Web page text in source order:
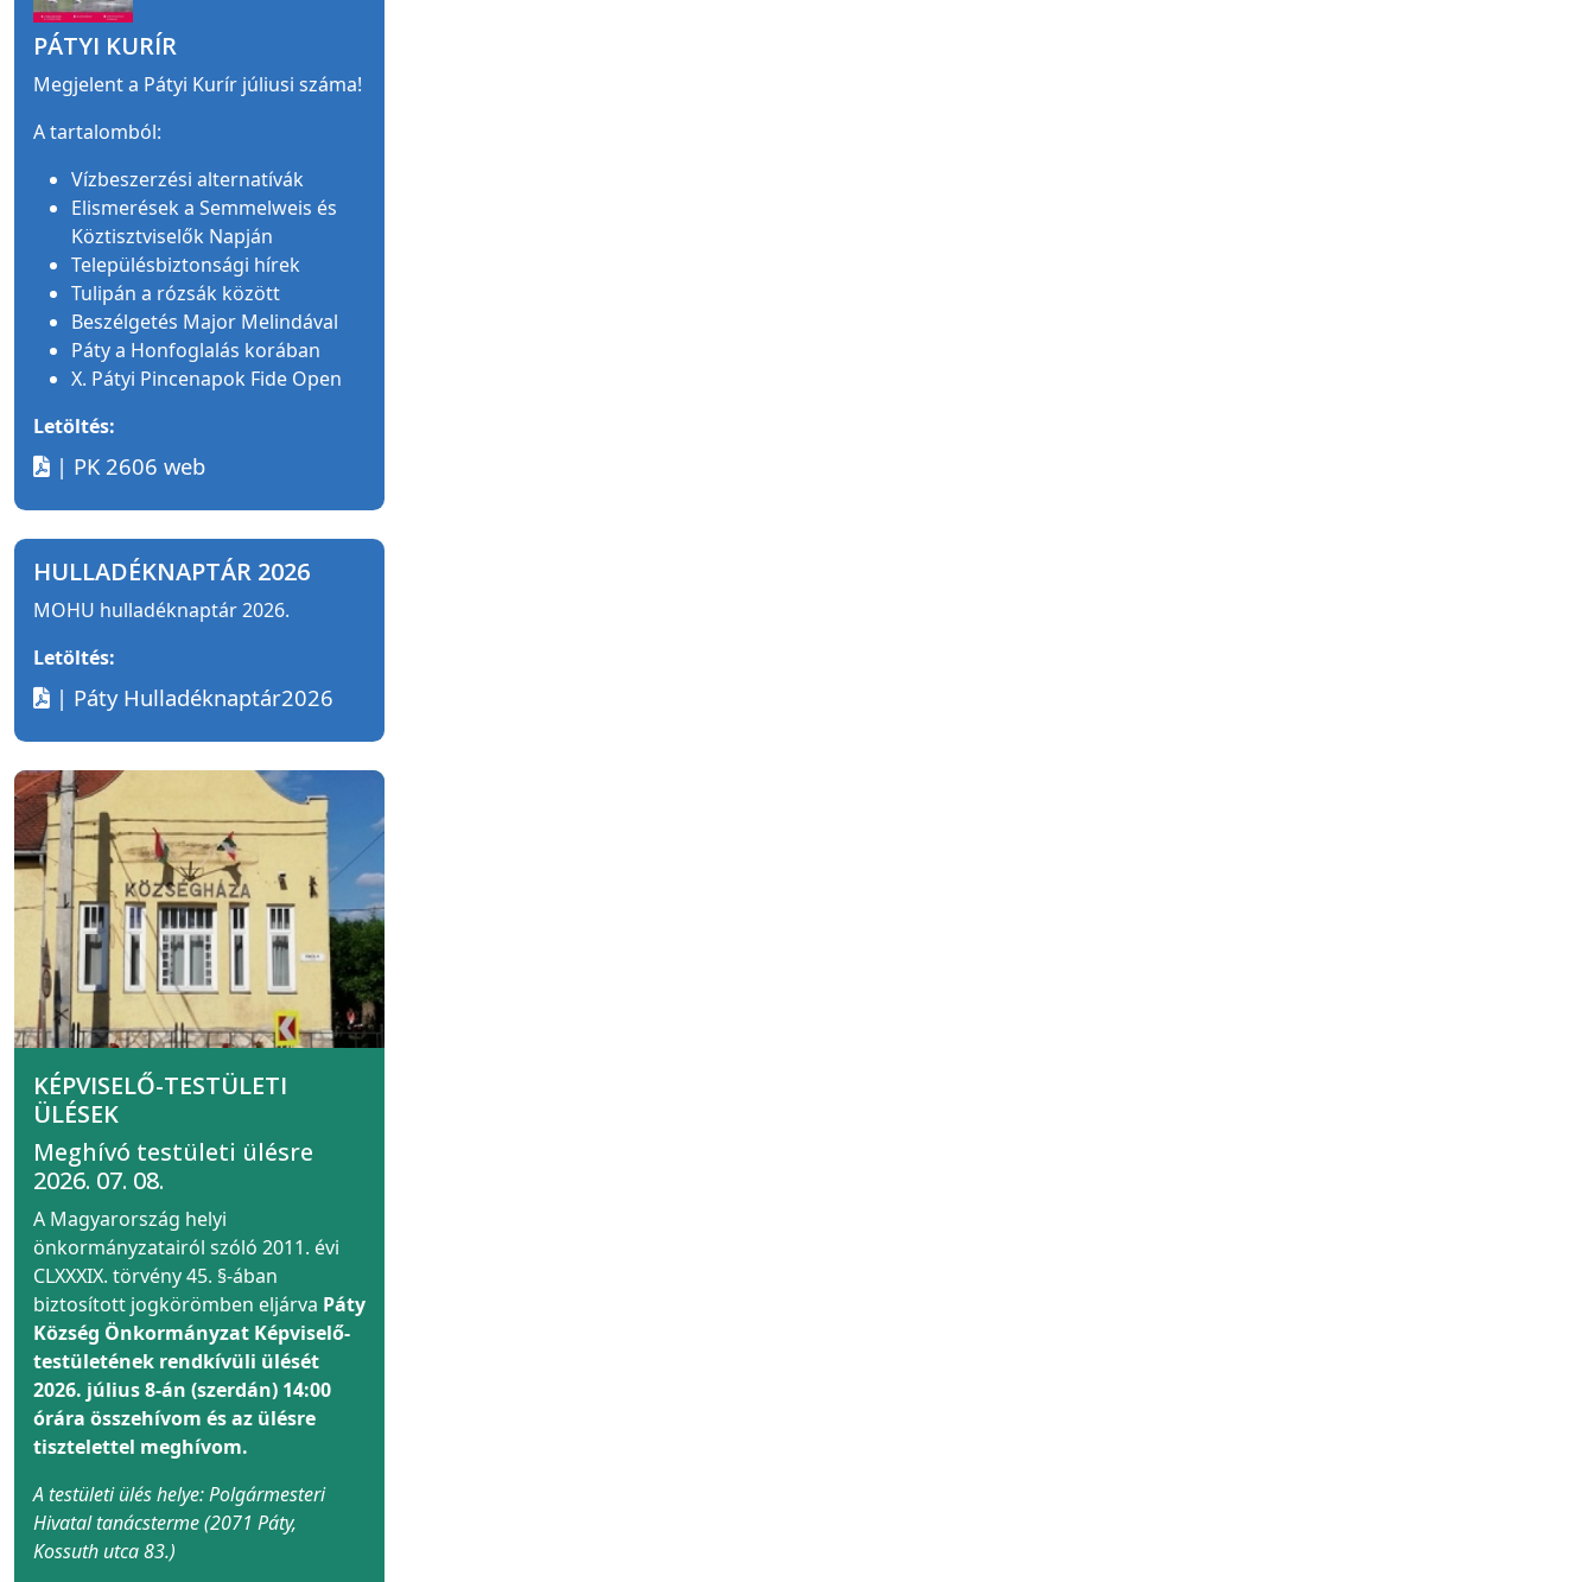
PÁTYI KURÍR
Megjelent a Pátyi Kurír júliusi száma!
A tartalomból:
Vízbeszerzési alternatívák
Elismerések a Semmelweis és
Köztisztviselők Napján
Településbiztonsági hírek
Tulipán a rózsák között
Beszélgetés Major Melindával
Páty a Honfoglalás korában
X. Pátyi Pincenapok Fide Open
Letöltés:
| PK 2606 web
HULLADÉKNAPTÁR 2026
MOHU hulladéknaptár 2026.
Letöltés:
| Páty Hulladéknaptár2026
KÉPVISELŐ-TESTÜLETI
ÜLÉSEK
Meghívó testületi ülésre
2026. 07. 08.
A Magyarország helyi
önkormányzatairól szóló 2011. évi
CLXXXIX. törvény 45. §-ában
biztosított jogkörömben eljárva Páty
Község Önkormányzat Képviselő-
testületének rendkívüli ülését
2026. július 8-án (szerdán) 14:00
órára összehívom és az ülésre
tisztelettel meghívom.
A testületi ülés helye: Polgármesteri
Hivatal tanácsterme (2071 Páty,
Kossuth utca 83.)